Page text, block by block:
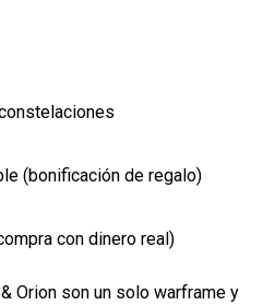
(bonificación de regalo)
con dinero real)
Orion son un solo warframe y